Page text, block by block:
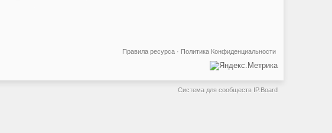
Политика Конфиденциальности
Правила ресурса ·
Система для сообществ IP.Board